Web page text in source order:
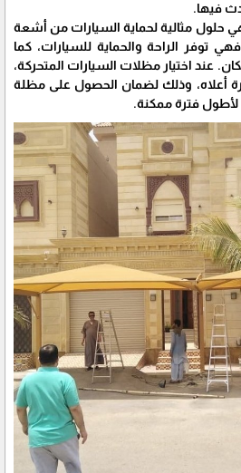
فيها.
حلول مثالية لحماية السيارات من أشعة
توفر الراحة والحماية للسيارات، كما
عند اختيار مظلات السيارات المتحركة،
أعلاه، وذلك لضمان الحصول على مظلة
لأطول فترة ممكنة.